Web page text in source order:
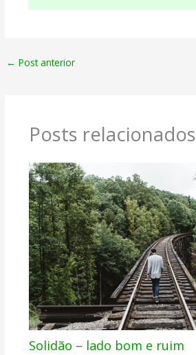
← Post anterior
Posts relacionados
Solidão – lado bom e ruim